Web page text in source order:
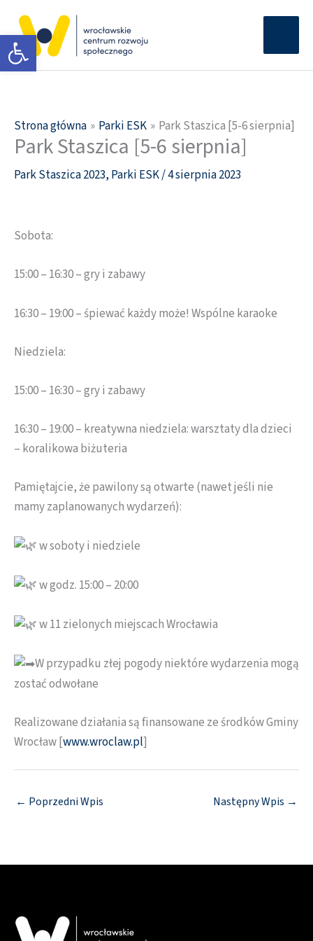
Otwórz pasek narzędzi
treści
Strona główna Parki ESK Park Staszica [5-6 sierpnia]
Park Staszica [5-6 sierpnia]
Park Staszica 2023, Parki ESK/4 sierpnia 2023
Sobota:
15:00 – 16:30 – gry i zabawy
16:30 – 19:00 – śpiewać każdy może! Wspólne karaoke
Niedziela:
15:00 – 16:30 – gry i zabawy
16:30 – 19:00 – kreatywna niedziela: warsztaty dla dzieci
– koralikowa biżuteria
Pamiętajcie, że pawilony są otwarte (nawet jeśli nie
mamy zaplanowanych wydarzeń):
w soboty i niedziele
w godz. 15:00 – 20:00
w 11 zielonych miejscach Wrocławia
W przypadku złej pogody niektóre wydarzenia mogą
zostać odwołane
Realizowane działania są finansowane ze środków Gminy
Wrocław [www.wroclaw.pl]
← Poprzedni Wpis Następny Wpis →